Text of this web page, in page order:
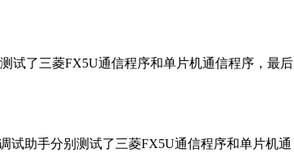
试了三菱FX5U通信程序和单片机通信程序，最后
试助手分别测试了三菱FX5U通信程序和单片机通